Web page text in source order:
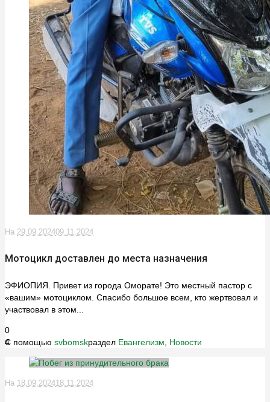
На 29.09.202409.11.2024
Мотоцикл доставлен до места назначения
ЭФИОПИЯ. Привет из города Оморате! Это местный пастор с
«вашим» мотоциклом. Спасибо большое всем, кто жертвовал и
участвовал в этом...
0
4
С помощью svbomskраздел Евангелизм Новости
На 18.09.202418.11.2024